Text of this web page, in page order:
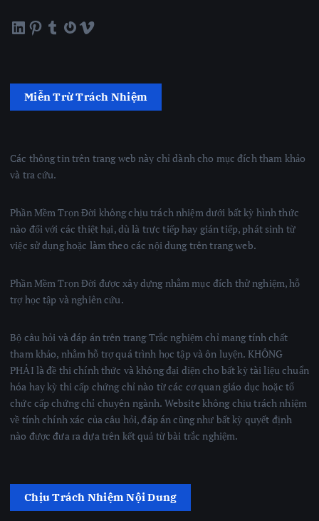
LinkedIn Pinterest Tumblr Gravatar Vimeo
Miễn Trừ Trách Nhiệm
Các thông tin trên trang web này chỉ dành cho mục đích tham khảo
và tra cứu.
Phần Mềm Trọn Đời không chịu trách nhiệm dưới bất kỳ hình thức
nào đối với các thiệt hại, dù là trực tiếp hay gián tiếp, phát sinh từ
việc sử dụng hoặc làm theo các nội dung trên trang web.
Phần Mềm Trọn Đời được xây dựng nhằm mục đích thử nghiệm, hỗ
trợ học tập và nghiên cứu.
Bộ câu hỏi và đáp án trên trang Trắc nghiệm chỉ mang tính chất
tham khảo, nhằm hỗ trợ quá trình học tập và ôn luyện. KHÔNG
PHẢI là đề thi chính thức và không đại diện cho bất kỳ tài liệu chuẩn
hóa hay kỳ thi cấp chứng chỉ nào từ các cơ quan giáo dục hoặc tổ
chức cấp chứng chỉ chuyên ngành. Website không chịu trách nhiệm
về tính chính xác của câu hỏi, đáp án cũng như bất kỳ quyết định
nào được đưa ra dựa trên kết quả từ bài trắc nghiệm.
Chịu Trách Nhiệm Nội Dung